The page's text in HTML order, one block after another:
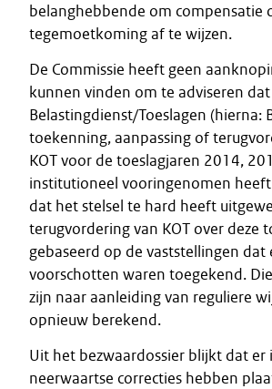
belanghebbende om compensatie
tegemoetkoming af te wijzen.
De Commissie heeft geen
kunnen vinden om te adviseren
Belastingdienst/Toeslagen (hierna:
toekenning, aanpassing of
KOT voor de toeslagjaren 2014,
institutioneel vooringenomen
dat het stelsel te hard heeft
terugvordering van KOT over deze
gebaseerd op de vaststellingen dat
voorschotten waren toegekend.
zijn naar aanleiding van reguliere
opnieuw berekend.
Uit het bezwaardossier blijkt dat er
neerwaartse correcties hebben